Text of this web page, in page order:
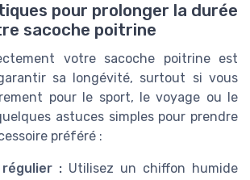
pour prolonger la durée
sacoche poitrine
votre sacoche poitrine est
sa longévité, surtout si vous
pour le sport, le voyage ou le
astuces simples pour prendre
préféré :
: Utilisez un chiffon humide